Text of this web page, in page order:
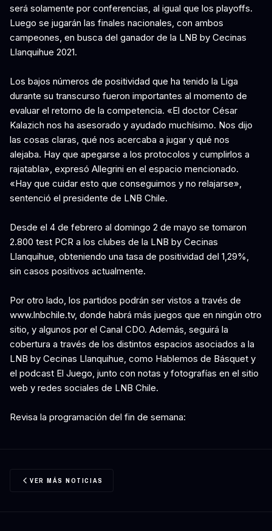
será solamente por conferencias, al igual que los playoffs.
Luego se jugarán las finales nacionales, con ambos
campeones, en busca del ganador de la LNB by Cecinas
Llanquihue 2021.
Los bajos números de positividad que ha tenido la Liga
durante su transcurso fueron importantes al momento de
evaluar el retorno de la competencia. «El doctor César
Kalazich nos ha asesorado y ayudado muchísimo. Nos dijo
las cosas claras, qué nos acercaba a jugar y qué nos
alejaba. Hay que apegarse a los protocolos y cumplirlos a
rajatabla», expresó Allegrini en el espacio mencionado.
«Hay que cuidar esto que conseguimos y no relajarse»,
sentenció el presidente de LNB Chile.
Desde el 4 de febrero al domingo 2 de mayo se tomaron
2.800 test PCR a los clubes de la LNB by Cecinas
Llanquihue, obteniendo una tasa de positividad del 1,29%,
sin casos positivos actualmente.
Por otro lado, los partidos podrán ser vistos a través de
www.lnbchile.tv, donde habrá más juegos que en ningún otro
sitio, y algunos por el Canal CDO. Además, seguirá la
cobertura a través de los distintos espacios asociados a la
LNB by Cecinas Llanquihue, como Hablemos de Básquet y
el podcast El Juego, junto con notas y fotografías en el sitio
web y redes sociales de LNB Chile.
Revisa la programación del fin de semana:
VER MÁS NOTICIAS